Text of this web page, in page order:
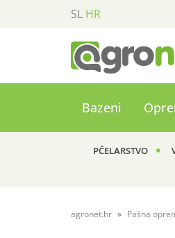
SL HR
Bazeni
PČELARSTVO
agronet.hr Pašna